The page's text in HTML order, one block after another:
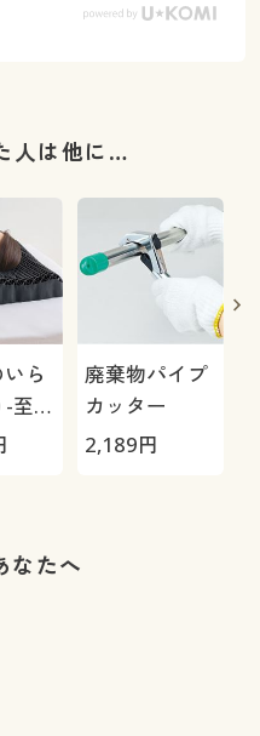
人は他に…
ら
至
廃棄物パイプ
カッター
2,189円
なたへ